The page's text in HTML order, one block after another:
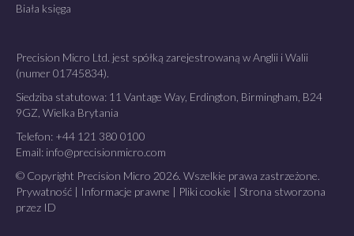
Biała księga
Precision Micro Ltd. jest spółką zarejestrowaną w Anglii i Walii
(numer 01745834).
Siedziba statutowa: 11 Vantage Way, Erdington, Birmingham, B24
9GZ, Wielka Brytania
Telefon: +44 121 380 0100
Email: info@precisionmicro.com
© Copyright Precision Micro 2026. Wszelkie prawa zastrzeżone.
Prywatność | Informacje prawne | Pliki cookie | Strona stworzona
przez ID